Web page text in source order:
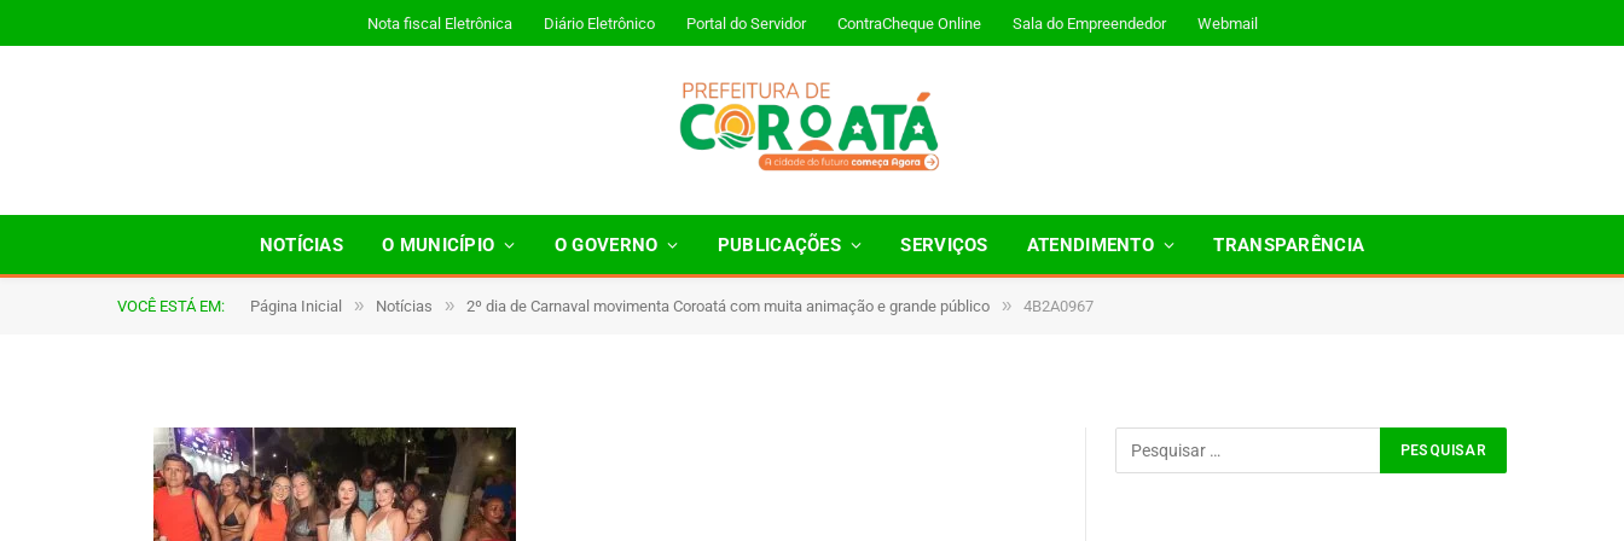
Nota fiscal Eletrônica Diário Eletrônico Portal do Servidor ContraCheque Online Sala do Empreendedor Webmail
NOTÍCIAS O MUNICÍPIO O GOVERNO PUBLICAÇÕES SERVIÇOS ATENDIMENTO TRANSPARÊNCIA
VOCÊ ESTÁ EM: Página Inicial » Notícias » 2º dia de Carnaval movimenta Coroatá com muita animação e grande público » 4B2A0967
4B2A0967